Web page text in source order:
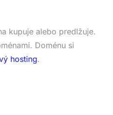
kupuje alebo predlžuje.
Doménu si
hosting.